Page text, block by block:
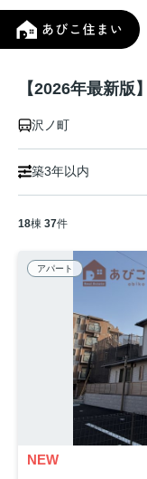
【2026年最新版
沢ノ町
築3年以内
18棟 37件
アパート
NEW